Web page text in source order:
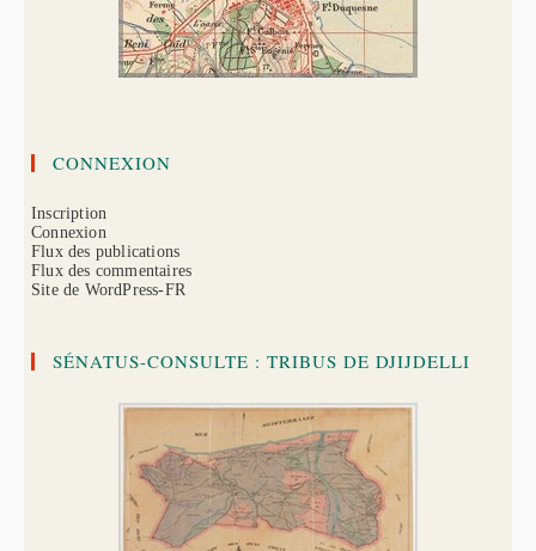
CONNEXION
Inscription
Connexion
Flux des publications
Flux des commentaires
Site de WordPress-FR
SÉNATUS-CONSULTE : TRIBUS DE DJIJDELLI